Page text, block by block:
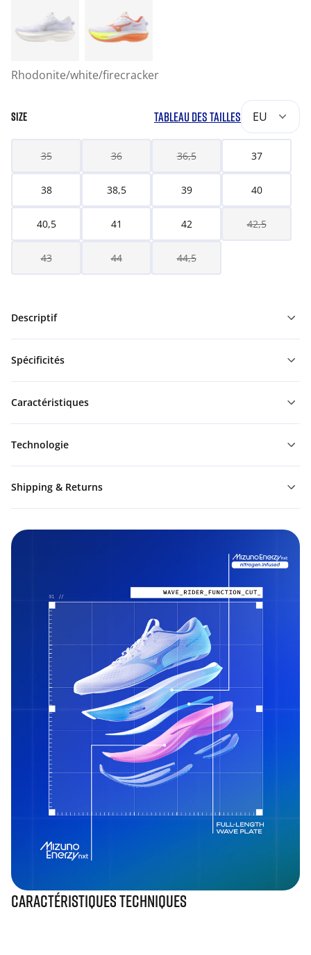
Rhodonite/white/firecracker
SIZE TABLEAU DES TAILLES EU
35 36 36,5 37
38 38,5 39 40
40,5 41 42 42,5
43 44 44,5
Descriptif
Spécificités
Caractéristiques
Technologie
Shipping & Returns
Caractéristiques techniques